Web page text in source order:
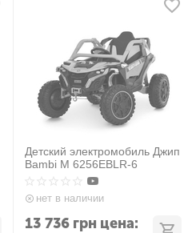
Детский электромобиль Джип
Bambi M 6256EBLR-6
нет в наличии
13 736 грн цена: